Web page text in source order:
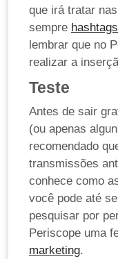
que irá tratar
sempre hashtags
lembrar que no
realizar a
Teste
Antes de sair
(ou apenas
recomendado
transmissões
conhece como
você pode até
pesquisar por
Periscope uma
marketing.